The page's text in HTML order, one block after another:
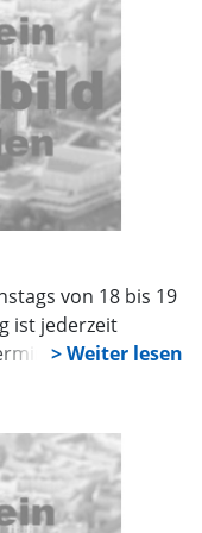
von 18 bis 19
ist jederzeit
in der
sind
einen Imbiss.
von 15.30
Jeder Beitrag